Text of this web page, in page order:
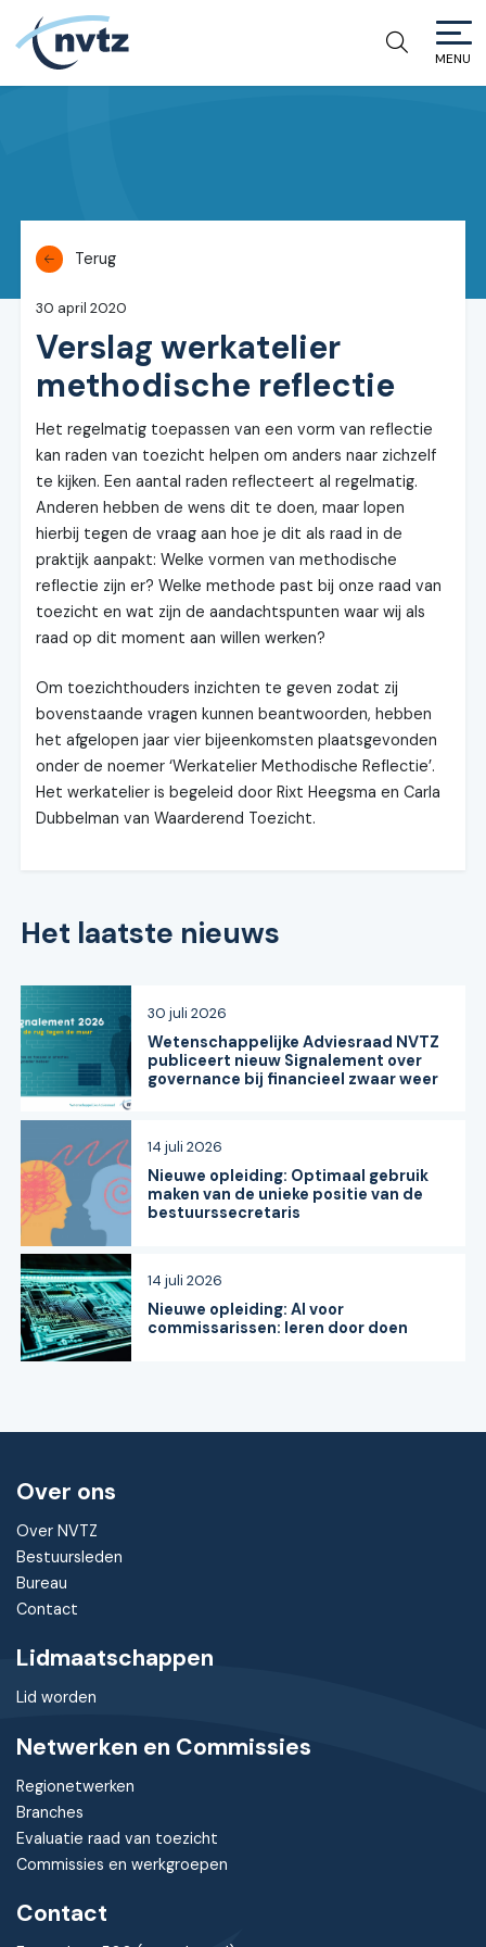
NVTZ
MENU
Terug
30 april 2020
Verslag werkatelier
methodische reflectie
Het regelmatig toepassen van een vorm van reflectie
kan raden van toezicht helpen om anders naar zichzelf
te kijken. Een aantal raden reflecteert al regelmatig.
Anderen hebben de wens dit te doen, maar lopen
hierbij tegen de vraag aan hoe je dit als raad in de
praktijk aanpakt: Welke vormen van methodische
reflectie zijn er? Welke methode past bij onze raad van
toezicht en wat zijn de aandachtspunten waar wij als
raad op dit moment aan willen werken?
Om toezichthouders inzichten te geven zodat zij
bovenstaande vragen kunnen beantwoorden, hebben
het afgelopen jaar vier bijeenkomsten plaatsgevonden
onder de noemer ‘Werkatelier Methodische Reflectie’.
Het werkatelier is begeleid door Rixt Heegsma en Carla
Dubbelman van Waarderend Toezicht.
Het laatste nieuws
Wetenschappelijke Adviesraad NVTZ
publiceert nieuw Signalement over
governance bij financieel zwaar weer
30 juli 2026
Nieuwe opleiding: Optimaal gebruik
maken van de unieke positie van de
bestuurssecretaris
14 juli 2026
Nieuwe opleiding: AI voor
commissarissen: leren door doen
14 juli 2026
Over ons
Over NVTZ
Bestuursleden
Bureau
Contact
Lidmaatschappen
Lid worden
Netwerken en Commissies
Regionetwerken
Branches
Evaluatie raad van toezicht
Commissies en werkgroepen
Contact